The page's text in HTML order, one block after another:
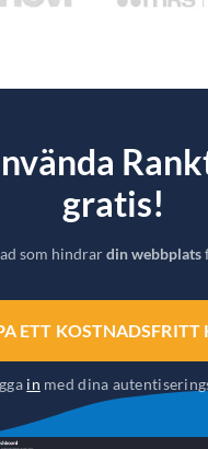
gratis!
som hindrardin webbplats
ETT KOSTNADSFRITT
in med dina